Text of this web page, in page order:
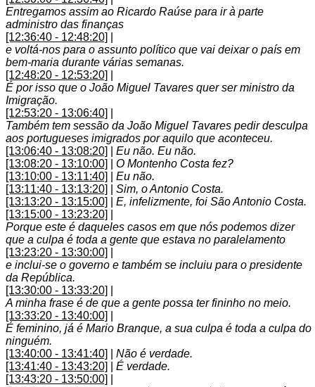
Entregamos assim ao Ricardo Raúse para ir à parte
administro das finanças
[12:36:40 - 12:48:20]
e voltá-nos para o assunto político que vai deixar o país em
bem-maria durante várias semanas.
[12:48:20 - 12:53:20]
É por isso que o João Miguel Tavares quer ser ministro da
Imigração.
[12:53:20 - 13:06:40]
Também tem sessão da João Miguel Tavares pedir desculpa
aos portugueses imigrados por aquilo que aconteceu.
[13:06:40 - 13:08:20]
Eu não. Eu não.
[13:08:20 - 13:10:00]
O Montenho Costa fez?
[13:10:00 - 13:11:40]
Eu não.
[13:11:40 - 13:13:20]
Sim, o Antonio Costa.
[13:13:20 - 13:15:00]
E, infelizmente, foi São Antonio Costa.
[13:15:00 - 13:23:20]
Porque este é daqueles casos em que nós podemos dizer
que a culpa é toda a gente que estava no paralelamento
[13:23:20 - 13:30:00]
e inclui-se o governo e também se incluiu para o presidente
da República.
[13:30:00 - 13:33:20]
A minha frase é de que a gente possa ter fininho no meio.
[13:33:20 - 13:40:00]
É feminino, já é Mario Branque, a sua culpa é toda a culpa do
ninguém.
[13:40:00 - 13:41:40]
Não é verdade.
[13:41:40 - 13:43:20]
É verdade.
[13:43:20 - 13:50:00]